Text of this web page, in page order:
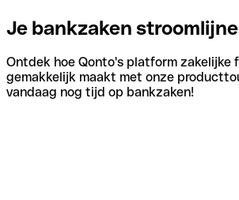
Je bankzaken
Ontdek hoe Qonto's platform zakelijke
gemakkelijk maakt met onze
vandaag nog tijd op bankzaken!